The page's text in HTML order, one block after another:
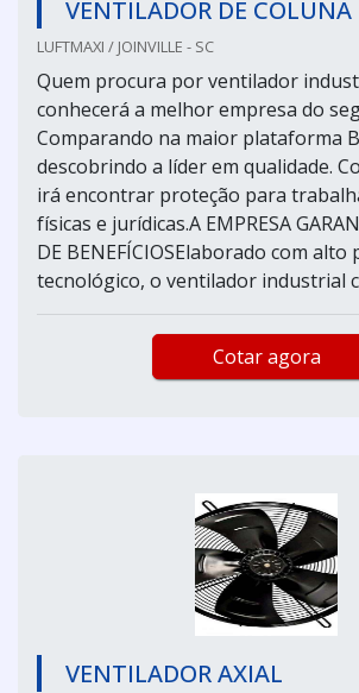
VENTILADOR DE COLUNA
LUFTMAXI / JOINVILLE - SC
Quem procura por ventilador
conhecerá a melhor empresa do
Comparando na maior plataforma
descobrindo a líder em qualidade.
irá encontrar proteção para
físicas e jurídicas.A EMPRESA
DE BENEFÍCIOSElaborado com alto
tecnológico, o ventilador industrial
Cotar agora
VENTILADOR AXIAL